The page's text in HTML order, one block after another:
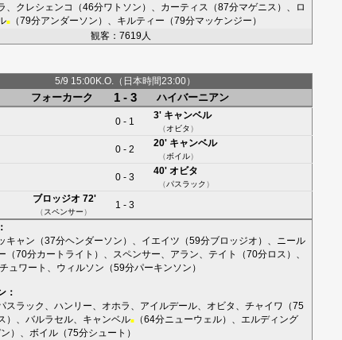
クレシェンコ （46分ワトソン ）、 カーティス （87分マゲニス ）、
ロ
■ （79分アンダーソン ）、 キルティー （79分マッケンジー ）
観客：7619人
5/9 15:00K.O.（日本時間23:00）
フォーカーク 1 - 3 ハイバーニアン
0 - 1
3' キャンベル
（オビタ）
0 - 2
20' キャンベル
（ボイル）
0 - 3
40' オビタ
（パスラック ）
ブロッジオ 72'
（スペンサー）
1 - 3
：
キャン （37分ヘンダーソン ）、 イエイツ （59分ブロッジオ ）、
ニール
（70分カートライト ）、 スペンサー アラン テイト （70分ロス ）、
ュワート ウィルソン （59分パーキンソン ）
：
スラック ハンリー オホラ アイルデール オビタ チャイワ （75
）、 バルラセル キャンベル■ （64分ニューウェル）、 エルディング
）、 ボイル （75分シュート ）